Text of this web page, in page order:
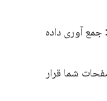
جمع آوری داده
شما قرار